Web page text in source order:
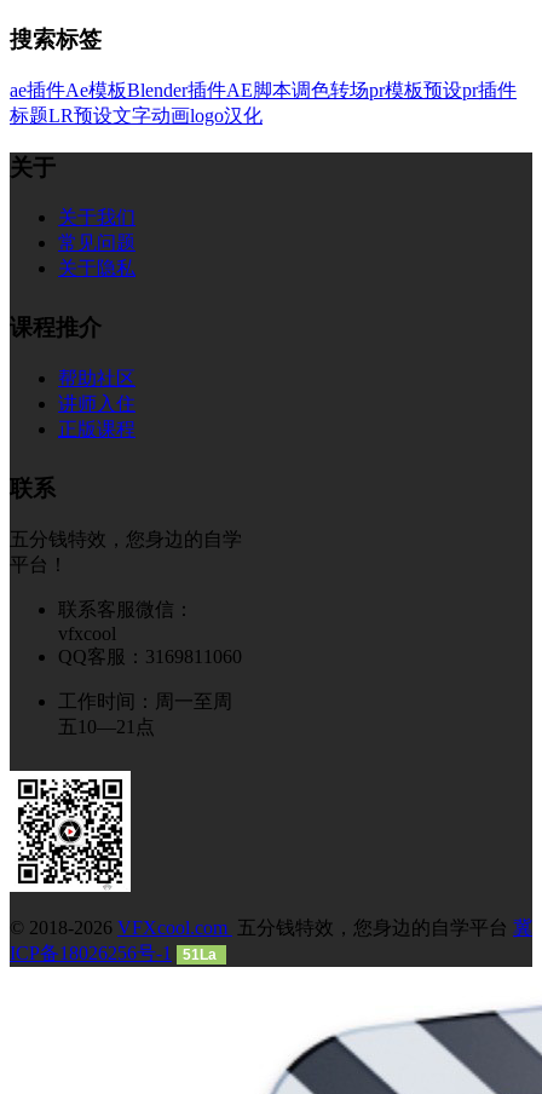
搜索标签
ae插件Ae模板Blender插件AE脚本调色转场pr模板预设pr插件
标题LR预设文字动画logo汉化
关于
关于我们
常见问题
关于隐私
课程推介
帮助社区
讲师入住
正版课程
联系
五分钱特效，您身边的自学
平台！
联系客服微信：
vfxcool
QQ客服：3169811060
工作时间：周一至周
五10—21点
© 2018-2026 VFXcool.com 五分钱特效，您身边的自学平台 冀
ICP备18026256号-1
51La